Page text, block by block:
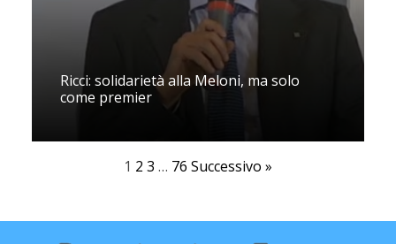
Ricci: solidarietà alla Meloni, ma solo
come premier
1 2 3 … 76 Successivo »